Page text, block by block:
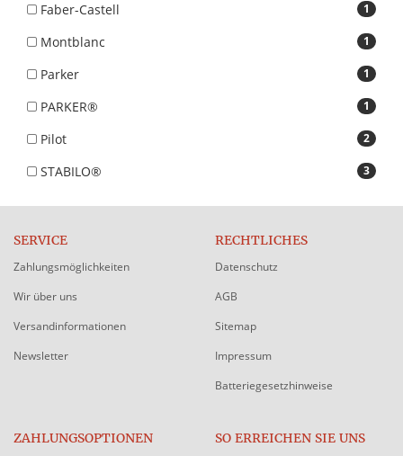
1
Faber-Castell
1
Montblanc
1
Parker
1
PARKER®
2
Pilot
3
STABILO®
SERVICE
Zahlungsmöglichkeiten
Wir über uns
Versandinformationen
Newsletter
RECHTLICHES
Datenschutz
AGB
Sitemap
Impressum
Batteriegesetzhinweise
ZAHLUNGSOPTIONEN SO ERREICHEN SIE UNS